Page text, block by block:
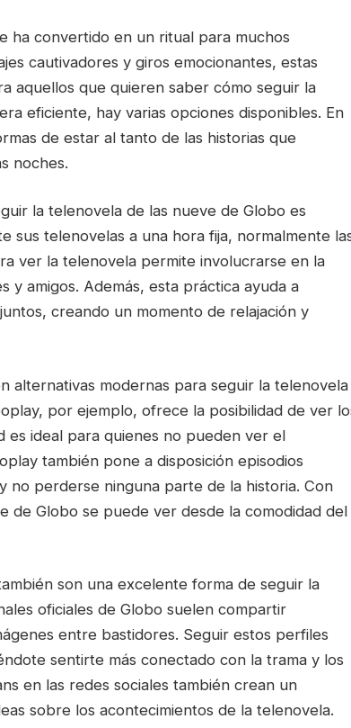
ha convertido en un ritual para muchos
cautivadores y giros emocionantes, estas
aquellos que quieren saber cómo seguir la
eficiente, hay varias opciones disponibles. En
de estar al tanto de las historias que
noches.
la telenovela de las nueve de Globo es
sus telenovelas a una hora fija, normalmente
ver la telenovela permite involucrarse en la
y amigos. Además, esta práctica ayuda a
creando un momento de relajación y
alternativas modernas para seguir la telenovela
por ejemplo, ofrece la posibilidad de ver
es ideal para quienes no pueden ver el
también pone a disposición episodios
no perderse ninguna parte de la historia. Con
de Globo se puede ver desde la comodidad del
son una excelente forma de seguir la
oficiales de Globo suelen compartir
entre bastidores. Seguir estos perfiles
sentirte más conectado con la trama y los
en las redes sociales también crean un
sobre los acontecimientos de la telenovela.